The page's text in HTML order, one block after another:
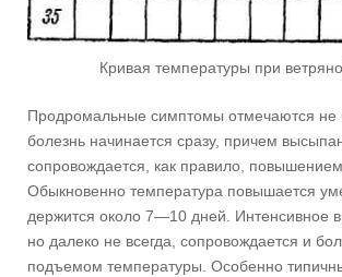
Кривая температуры при
Продромальные симптомы отмечаются не
болезнь начинается сразу, причем
сопровождается, как правило,
Обыкновенно температура повышается
держится около 7—10 дней. Интенсивное
но далеко не всегда, сопровождается и
подъемом температуры. Особенно